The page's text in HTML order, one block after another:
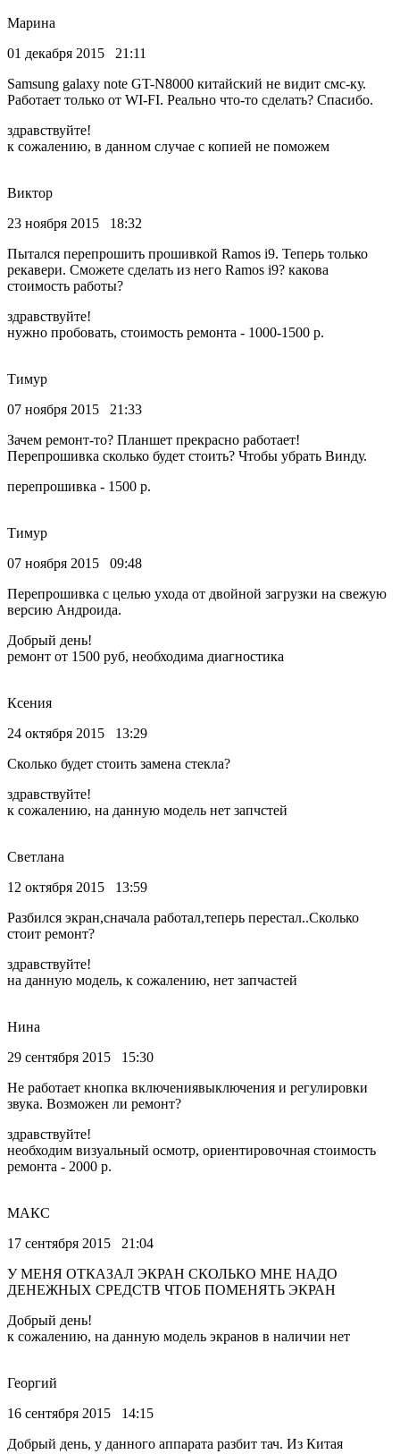
Марина
01 декабря 2015 21:11
Samsung galaxy note GT-N8000 китайский не видит смс-ку.
Работает только от WI-FI. Реально что-то сделать? Спасибо.
здравствуйте!
к сожалению, в данном случае с копией не поможем
Виктор
23 ноября 2015 18:32
Пытался перепрошить прошивкой Ramos i9. Теперь только
рекавери. Сможете сделать из него Ramos i9? какова
стоимость работы?
здравствуйте!
нужно пробовать, стоимость ремонта - 1000-1500 р.
Тимур
07 ноября 2015 21:33
Зачем ремонт-то? Планшет прекрасно работает!
Перепрошивка сколько будет стоить? Чтобы убрать Винду.
перепрошивка - 1500 р.
Тимур
07 ноября 2015 09:48
Перепрошивка с целью ухода от двойной загрузки на свежую
версию Андроида.
Добрый день!
ремонт от 1500 руб, необходима диагностика
Ксения
24 октября 2015 13:29
Сколько будет стоить замена стекла?
здравствуйте!
к сожалению, на данную модель нет запчстей
Светлана
12 октября 2015 13:59
Разбился экран,сначала работал,теперь перестал..Сколько
стоит ремонт?
здравствуйте!
на данную модель, к сожалению, нет запчастей
Нина
29 сентября 2015 15:30
Не работает кнопка включениявыключения и регулировки
звука. Возможен ли ремонт?
здравствуйте!
необходим визуальный осмотр, ориентировочная стоимость
ремонта - 2000 р.
МАКС
17 сентября 2015 21:04
У МЕНЯ ОТКАЗАЛ ЭКРАН СКОЛЬКО МНЕ НАДО
ДЕНЕЖНЫХ СРЕДСТВ ЧТОБ ПОМЕНЯТЬ ЭКРАН
Добрый день!
к сожалению, на данную модель экранов в наличии нет
Георгий
16 сентября 2015 14:15
Добрый день, у данного аппарата разбит тач. Из Китая